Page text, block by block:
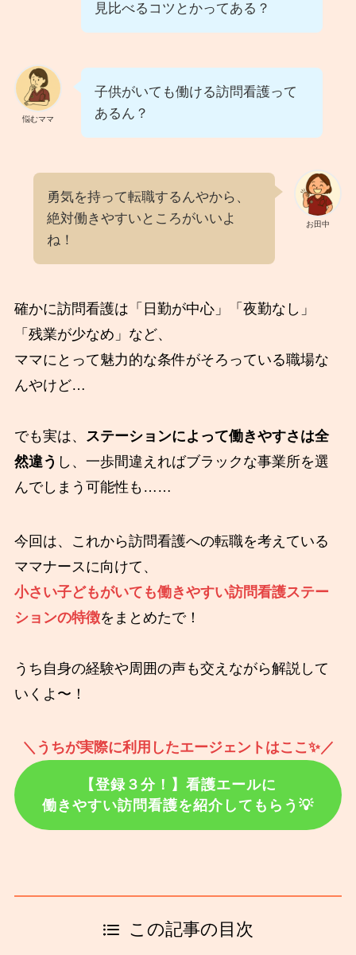
見比べるコツとかってある？
悩むママ
子供がいても働ける訪問看護って
あるん？
お田中
勇気を持って転職するんやから、
絶対働きやすいところがいいよ
ね！
確かに訪問看護は「日勤が中心」「夜勤なし」
「残業が少なめ」など、
ママにとって魅力的な条件がそろっている職場な
んやけど…
でも実は、
ステーションによって働きやすさは全
然違う し、一歩間違えればブラックな事業所を選
んでしまう可能性も……
今回は、これから訪問看護への転職を考えている
ママナースに向けて、
小さい子どもがいても働きやすい訪問看護ステー
ションの特徴をまとめたで！
うち自身の経験や周囲の声も交えながら解説して
いくよ〜！
＼うちが実際に利用したエージェントはここ✨️／
【登録３分！】看護エールに
働きやすい訪問看護を紹介してもらう💡
この記事の目次